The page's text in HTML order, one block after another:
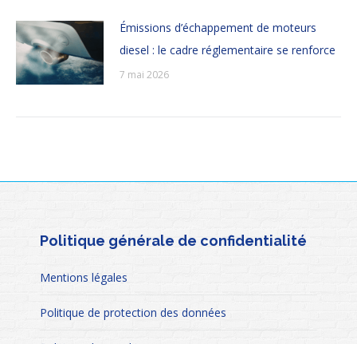
Émissions d’échappement de moteurs
diesel : le cadre réglementaire se renforce
7 mai 2026
Politique générale de confidentialité
Mentions légales
Politique de protection des données